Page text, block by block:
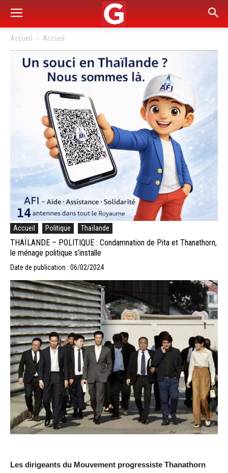
Accueil Accueil
Accueil Politique Thaïlande
THAÏLANDE – POLITIQUE : Condamnation de Pita et Thanathorn,
le ménage politique s’installe
Date de publication : 06/02/2024
Les dirigeants du Mouvement progressiste Thanathorn